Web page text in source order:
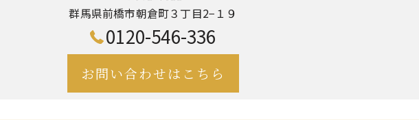
群馬県前橋市朝倉町３丁目2−１９
0120-546-336
お問い合わせはこちら